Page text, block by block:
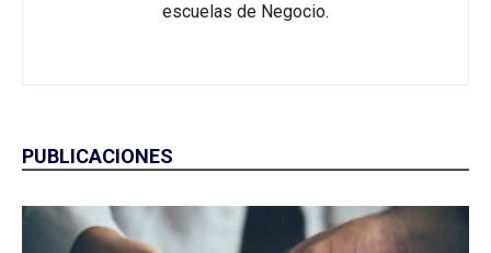
escuelas de Negocio.
PUBLICACIONES